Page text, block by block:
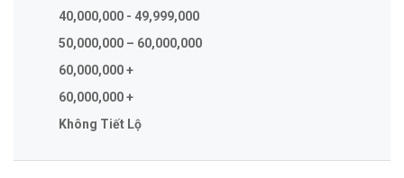
40,000,000 - 49,999,000
50,000,000 – 60,000,000
60,000,000 +
60,000,000 +
Không Tiết Lộ